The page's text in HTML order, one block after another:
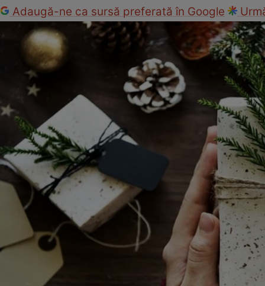
Adaugă-ne ca sursă preferată în Google